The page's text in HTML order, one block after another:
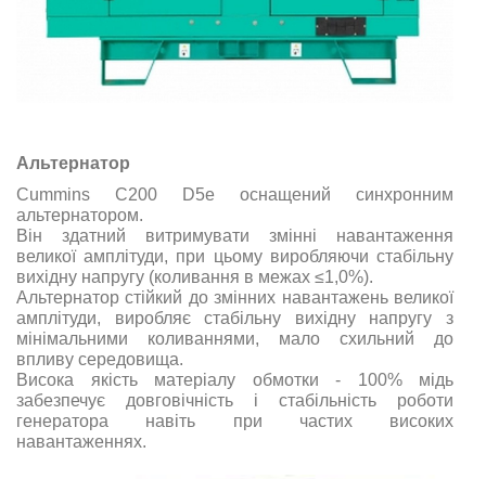
Альтернатор
Cummins C200 D5e оснащений синхронним
альтернатором.
Він здатний витримувати змінні навантаження
великої амплітуди, при цьому виробляючи стабільну
вихідну напругу (коливання в межах ≤1,0%).
Альтернатор стійкий до змінних навантажень великої
амплітуди, виробляє стабільну вихідну напругу з
мінімальними коливаннями, мало схильний до
впливу середовища.
Висока якість матеріалу обмотки - 100% мідь
забезпечує довговічність і стабільність роботи
генератора навіть при частих високих
навантаженнях.